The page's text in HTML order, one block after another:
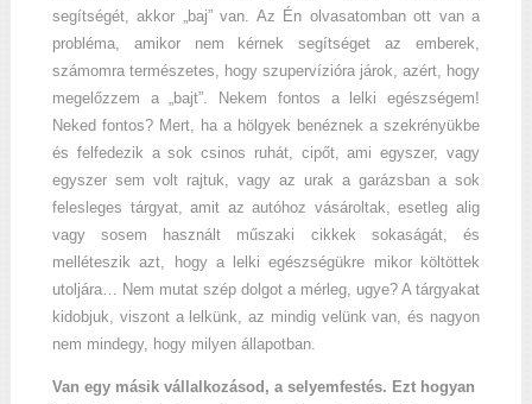
segítségét, akkor „baj” van. Az Én olvasatomban ott van a
probléma, amikor nem kérnek segítséget az emberek,
számomra természetes, hogy szupervízióra járok, azért, hogy
megelőzzem a „bajt”. Nekem fontos a lelki egészségem!
Neked fontos? Mert, ha a hölgyek benéznek a szekrényükbe
és felfedezik a sok csinos ruhát, cipőt, ami egyszer, vagy
egyszer sem volt rajtuk, vagy az urak a garázsban a sok
felesleges tárgyat, amit az autóhoz vásároltak, esetleg alig
vagy sosem használt műszaki cikkek sokaságát, és
melléteszik azt, hogy a lelki egészségükre mikor költöttek
utoljára… Nem mutat szép dolgot a mérleg, ugye? A tárgyakat
kidobjuk, viszont a lelkünk, az mindig velünk van, és nagyon
nem mindegy, hogy milyen állapotban.
Van egy másik vállalkozásod, a selyemfestés. Ezt hogyan